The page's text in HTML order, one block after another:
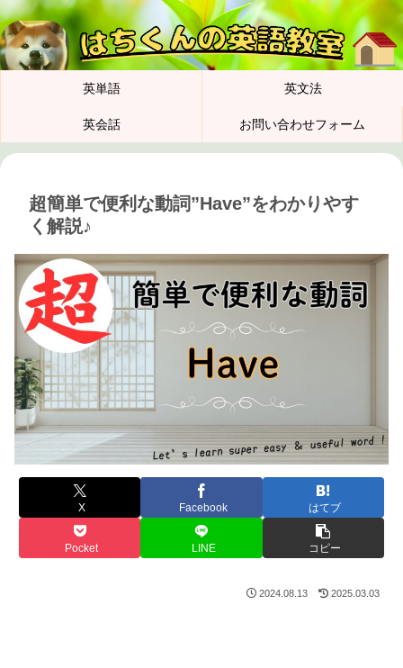
英単語 英文法
英会話 お問い合わせフォーム
超簡単で便利な動詞”Have”をわかりやす
く解説♪
X Facebook はてブ
Pocket LINE コピー
2024.08.13 2025.03.03